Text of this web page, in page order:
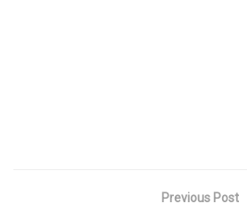
Previous Post